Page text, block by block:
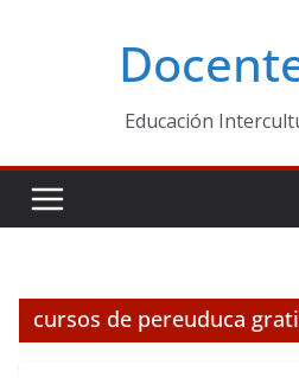
Educación
cursos de pereuduca